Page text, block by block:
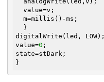
digitalWrite(led, LOW);
value=0 ;
state=stDark;
}